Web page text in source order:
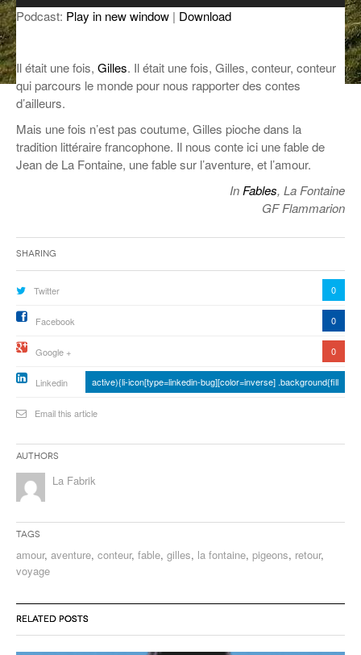
ANCIENNES ÉMISSIONS
Podcast: Play in new window | Download
Il était une fois, Gilles. Il était une fois, Gilles, conteur, conteur
qui parcours le monde pour nous rapporter des contes
d’ailleurs.
Mais une fois n’est pas coutume, Gilles pioche dans la
tradition littéraire francophone. Il nous conte ici une fable de
Jean de La Fontaine, une fable sur l’aventure, et l’amour.
InFables, La Fontaine
GF Flammarion
Sharing
Twitter 0
Facebook 0
Google + 0
Linkedin active){li-icon[type=linkedin-bug][color=inverse] .background{fill
Email this article
Authors
La Fabrik
Tags
amour, aventure, conteur, fable, gilles, la fontaine, pigeons, retour,
voyage
RELATED POSTS